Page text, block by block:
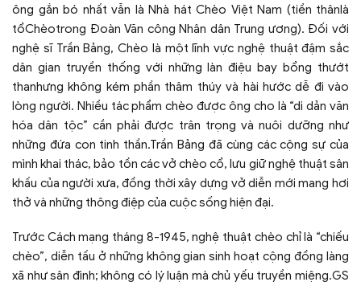
ông gắn bó nhất vẫn là Nhà hát Chèo Việt Nam (tiền thânlà
tổChèotrong Đoàn Văn công Nhân dân Trung ương). Đối với
nghệ sĩ Trần Bảng, Chèo là một lĩnh vực nghệ thuật đậm sắc
dân gian truyền thống với những làn điệu bay bổng thướt
thanhưng không kém phần thâm thúy và hài hước dễ đi vào
lòng người. Nhiều tác phẩm chèo được ông cho là “di dản văn
hóa dân tộc” cần phải được trân trọng và nuôi dưỡng như
những đứa con tinh thần.Trần Bảng đã cùng các cộng sự của
mình khai thác, bảo tồn các vở chèo cổ, lưu giữ nghệ thuật sân
khấu của người xưa, đồng thời xây dựng vở diễn mới mang hơi
thở và những thông điệp của cuộc sống hiện đại.
Trước Cách mạng tháng 8-1945, nghệ thuật chèo chỉ là “chiếu
chèo”, diễn tấu ở những không gian sinh hoạt cộng đồng làng
xã như sân đình; không có lý luận mà chủ yếu truyền miệng.GS